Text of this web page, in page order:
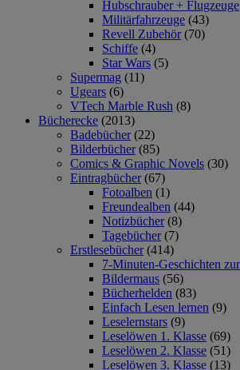
Hubschrauber + Flugzeuge
Militärfahrzeuge (43)
Revell Zubehör (70)
Schiffe (4)
Star Wars (5)
Supermag (11)
Ugears (6)
VTech Marble Rush (8)
Bücherecke (2013)
Badebücher (22)
Bilderbücher (85)
Comics & Graphic Novels (30)
Eintragbücher (67)
Fotoalben (1)
Freundealben (44)
Notizbücher (8)
Tagebücher (7)
Erstlesebücher (414)
7-Minuten-Geschichten
Bildermaus (56)
Bücherhelden (83)
Einfach Lesen lernen (9)
Leselernstars (9)
Leselöwen 1. Klasse (69)
Leselöwen 2. Klasse (51)
Leselöwen 3. Klasse (13)